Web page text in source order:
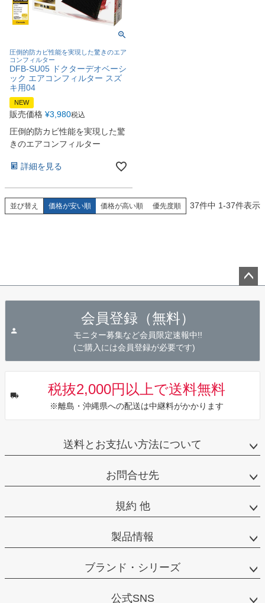
圧倒的防カビ性能を実現した驚きのエア
コンフィルター
DFB-SU05 ドクターデオベーシ
ック エアコンフィルター スズ
キ用04
NEW
販売価格 ¥3,980税込
圧倒的防カビ性能を実現した驚
きのエアコンフィルター
詳細を見る
並び替え 価格が安い順 価格が高い順 優先度順 37件中 1-37件表示
会員登録（無料）
モニター募集など会員限定速報中!!
(ご購入には会員登録が必要です)
税抜2,000円以上で送料無料
※離島・沖縄県への配送は中継料がかかります
送料とお支払い方法について
お問合せ先
規約 他
製品情報
ブランド・シリーズ
公式SNS